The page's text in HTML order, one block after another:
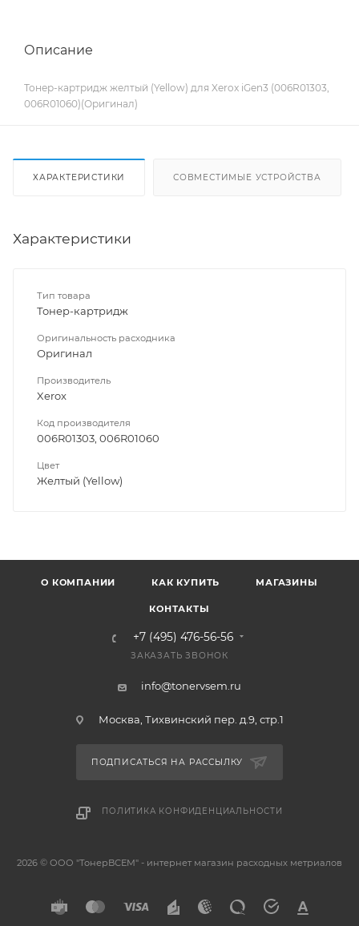
Описание
Тонер-картридж желтый (Yellow) для Xerox iGen3 (006R01303,
006R01060)(Оригинал)
ХАРАКТЕРИСТИКИ СОВМЕСТИМЫЕ УСТРОЙСТВА
Характеристики
Тип товара
Тонер-картридж
Оригинальность расходника
Оригинал
Производитель
Xerox
Код производителя
006R01303, 006R01060
Цвет
Желтый (Yellow)
О КОМПАНИИ КАК КУПИТЬ МАГАЗИНЫ
КОНТАКТЫ
+7 (495) 476-56-56
ЗАКАЗАТЬ ЗВОНОК
info@tonervsem.ru
Москва, Тихвинский пер. д.9, стр.1
ПОДПИСАТЬСЯ НА РАССЫЛКУ
ПОЛИТИКА КОНФИДЕНЦИАЛЬНОСТИ
2026 © ООО "ТонерВСЕМ" - интернет магазин расходных метриалов